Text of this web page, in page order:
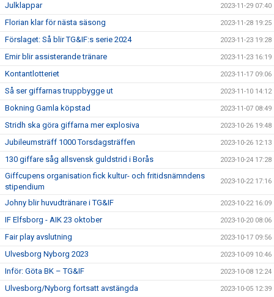
Julklappar 2023-11-29 07:40
Florian klar för nästa säsong 2023-11-28 19:25
Förslaget: Så blir TG&IF:s serie 2024 2023-11-23 19:28
Emir blir assisterande tränare 2023-11-23 16:19
Kontantlotteriet 2023-11-17 09:06
Så ser giffarnas truppbygge ut 2023-11-10 14:12
Bokning Gamla köpstad 2023-11-07 08:49
Stridh ska göra giffarna mer explosiva 2023-10-26 19:48
Jubileumsträff 1000 Torsdagsträffen 2023-10-26 12:13
130 giffare såg allsvensk guldstrid i Borås 2023-10-24 17:28
Giffcupens organisation fick kultur- och fritidsnämndens
stipendium
2023-10-22 17:16
Johny blir huvudtränare i TG&IF 2023-10-22 16:09
IF Elfsborg - AIK 23 oktober 2023-10-20 08:06
Fair play avslutning 2023-10-17 09:56
Ulvesborg Nyborg 2023 2023-10-09 10:46
Inför: Göta BK – TG&IF 2023-10-08 12:24
Ulvesborg/Nyborg fortsatt avstängda 2023-10-05 12:39